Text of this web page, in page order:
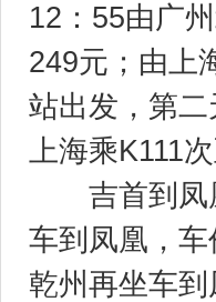
12：55由广
249元；由上
站出发，第
上海乘K111
吉首到凤凰
车到凤凰，
乾州再坐车